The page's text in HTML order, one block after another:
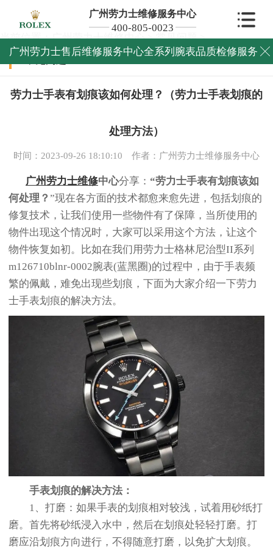
广州劳力士维修服务中心
400-805-0023
广州劳力士售后维修服务中心全系列腕表品质检修服务 
当前位置：广州劳力士维修中心>常见问题>
常见问题
劳力士手表有划痕该如何处理？（劳力士手表划痕的
处理方法）
时间：2023-09-26 18:10:10 作者：广州劳力士维修服务中心
广州劳力士维修中心分享： “劳力士手表有划痕该如
何处理？ ”现在各方面的技术都愈来愈先进，包括划痕的
修复技术，让我们使用一些物件有了保障，当所使用的
物件出现这个情况时，大家可以采用这个方法，让这个
物件恢复如初。比如在我们用劳力士格林尼治型II系列
m126710blnr-0002腕表(蓝黑圈)的过程中，由于手表频
繁的佩戴，难免出现些划痕，下面为大家介绍一下劳力
士手表划痕的解决方法。
手表划痕的解决方法：
1、打磨：如果手表的划痕相对较浅，试着用砂纸打
磨。首先将砂纸浸入水中，然后在划痕处轻轻打磨。打
磨应沿划痕方向进行，不得随意打磨，以免扩大划痕。